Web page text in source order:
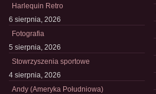
Harlequin Retro
6 sierpnia, 2026
Fotografia
5 sierpnia, 2026
Stowrzyszenia sportowe
4 sierpnia, 2026
Andy (Ameryka Południowa)